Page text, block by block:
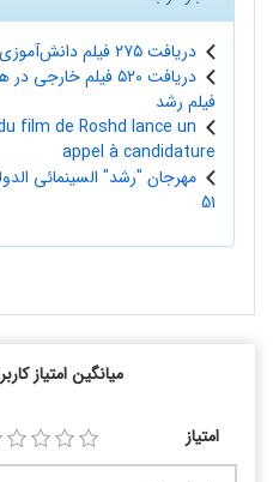
دریافت ۲۷۵ فیلم دانش‌آموزی در دبیرخانه فیلم رشد
دریافت ۵۲۰ فیلم
فیلم رشد
film de Roshd lance un
appel à candidature
مهرجان "رشد" السینمائی
51
میانگین امتیاز کاربران: 0.0
امتیاز